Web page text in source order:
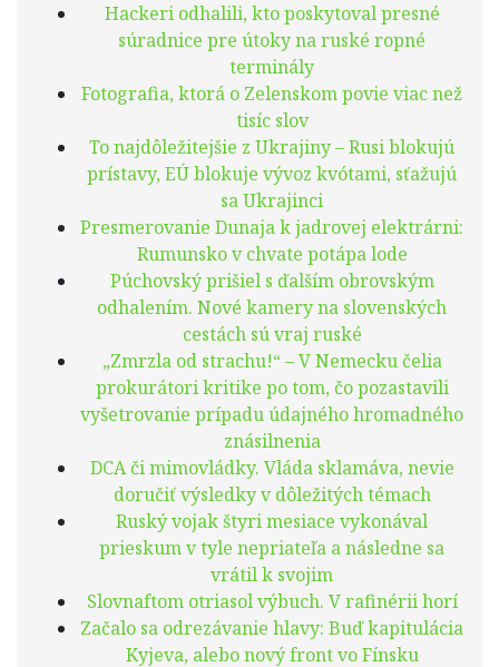
Hackeri odhalili, kto poskytoval presné
súradnice pre útoky na ruské ropné
terminály
Fotografia, ktorá o Zelenskom povie viac než
tisíc slov
To najdôležitejšie z Ukrajiny – Rusi blokujú
prístavy, EÚ blokuje vývoz kvótami, sťažujú
sa Ukrajinci
Presmerovanie Dunaja k jadrovej elektrárni:
Rumunsko v chvate potápa lode
Púchovský prišiel s ďalším obrovským
odhalením. Nové kamery na slovenských
cestách sú vraj ruské
„Zmrzla od strachu!“ – V Nemecku čelia
prokurátori kritike po tom, čo pozastavili
vyšetrovanie prípadu údajného hromadného
znásilnenia
DCA či mimovládky. Vláda sklamáva, nevie
doručiť výsledky v dôležitých témach
Ruský vojak štyri mesiace vykonával
prieskum v tyle nepriateľa a následne sa
vrátil k svojim
Slovnaftom otriasol výbuch. V rafinérii horí
Začalo sa odrezávanie hlavy: Buď kapitulácia
Kyjeva, alebo nový front vo Fínsku